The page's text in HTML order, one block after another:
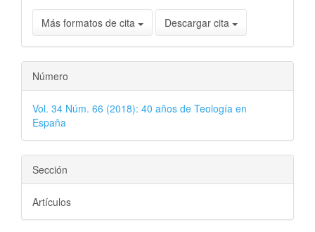
Más formatos de cita Descargar cita
Número
Vol. 34 Núm. 66 (2018): 40 años de Teología en
España
Sección
Artículos